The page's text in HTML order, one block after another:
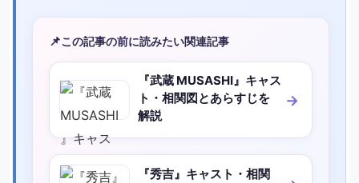
📌この記事の前に読みたい関連記事
『武蔵 MUSASHI』キャス
ト・相関図とあらすじを
解説
『秀吉』キャスト・相関